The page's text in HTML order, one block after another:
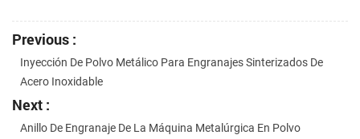
Previous :
Inyección De Polvo Metálico Para Engranajes Sinterizados De
Acero Inoxidable
Next :
Anillo De Engranaje De La Máquina Metalúrgica En Polvo